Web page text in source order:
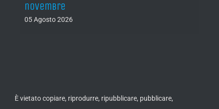
novembre
05 Agosto 2026
È vietato copiare, riprodurre, ripubblicare, pubblicare,